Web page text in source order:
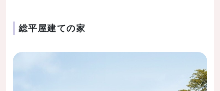
総平屋建ての家